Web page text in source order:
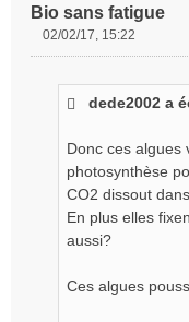
Bio sans fatigue
02/02/17, 15:22
dede2002 a
Donc ces algues
photosynthèse
CO2 dissout
En plus elles
aussi?
Ces algues